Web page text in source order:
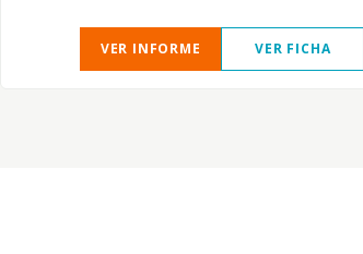
VER INFORME VER FICHA